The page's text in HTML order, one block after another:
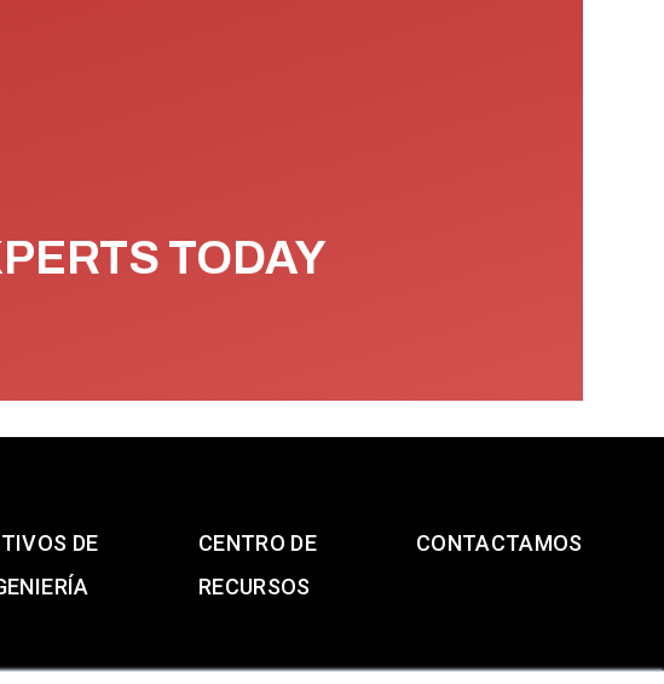
TODAY
DE
CENTRO DE
RECURSOS
CONTACTAMOS